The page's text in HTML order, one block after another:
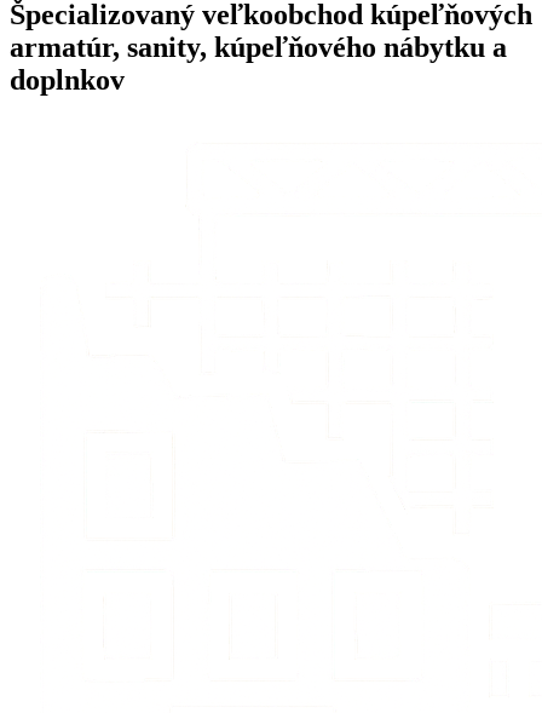
Špecializovaný veľkoobchod kúpeľňových
armatúr, sanity, kúpeľňového nábytku a
doplnkov